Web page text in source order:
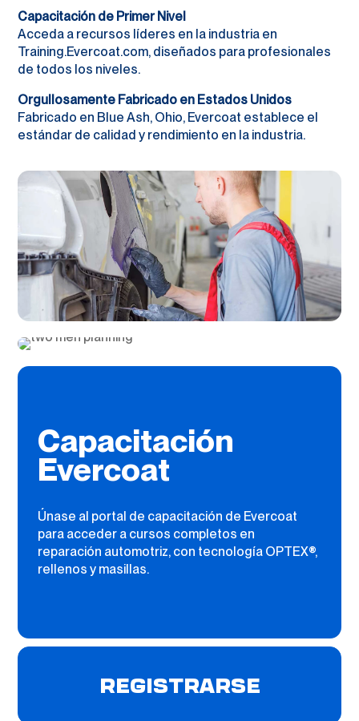
Capacitación de Primer Nivel
Acceda a recursos líderes en la industria en
Training.Evercoat.com, diseñados para profesionales
de todos los niveles.
Orgullosamente Fabricado en Estados Unidos
Fabricado en Blue Ash, Ohio, Evercoat establece el
estándar de calidad y rendimiento en la industria.
Capacitación
Evercoat
Únase al portal de capacitación de Evercoat
para acceder a cursos completos en
reparación automotriz, con tecnología OPTEX®,
rellenos y masillas.
REGISTRARSE